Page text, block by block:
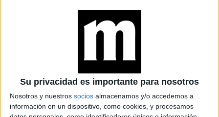
Su privacidad es importante para nosotros
Nosotros y nuestros socios almacenamos y/o accedemos a
información en un dispositivo, como cookies, y procesamos
YATAITY DEL
PARAGUAY: EL
RITO DEL ANGELITO
Y LA MEMORIA
COLECTIVA
FAKE NEWS E
INTELIGENCIA